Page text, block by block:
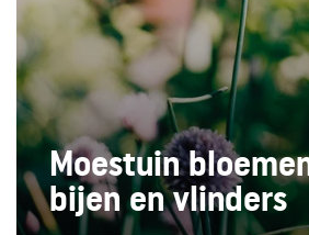
Moestuin
bijen en vlinders